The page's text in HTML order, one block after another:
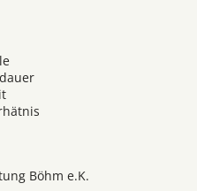
Böhm e.K.